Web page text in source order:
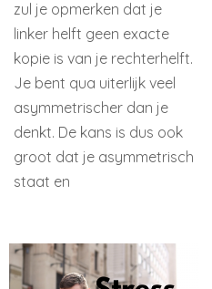
zul je opmerken dat je
linker helft geen exacte
kopie is van je rechterhelft.
Je bent qua uiterlijk veel
asymmetrischer dan je
denkt. De kans is dus ook
groot dat je asymmetrisch
staat en